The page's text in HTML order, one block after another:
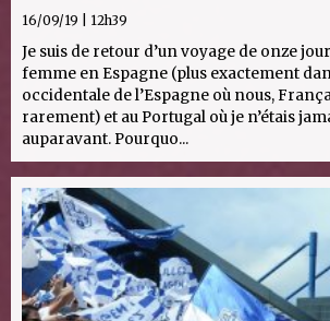
16/09/19 | 12h39
Je suis de retour d’un voyage de onze
femme en Espagne (plus exactement
occidentale de l’Espagne où nous,
rarement) et au Portugal où je n’étais
auparavant. Pourquo...